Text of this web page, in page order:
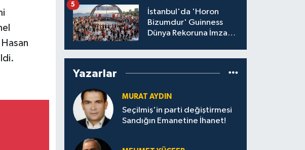
KALEM MÜDÜRÜ
GÖZALTINDA
İstanbul'da 'Horon
Bizumdur' Guinness
Dünya Rekoruna İmza
5
Yazarlar
MURAT AYDIN
Seçilmiş'in parti değiştirmesi
Sandığın Emanetine İhanet!